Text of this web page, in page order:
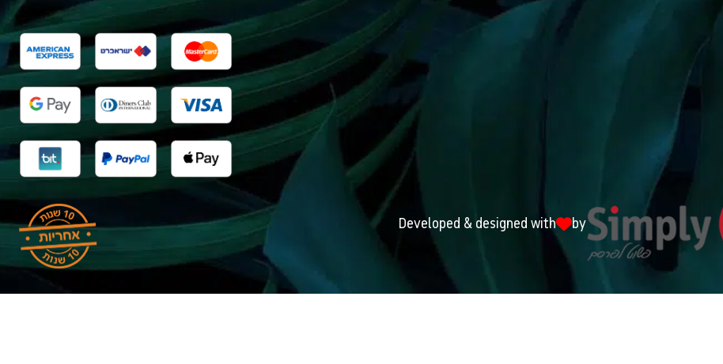
Developed & designed with by